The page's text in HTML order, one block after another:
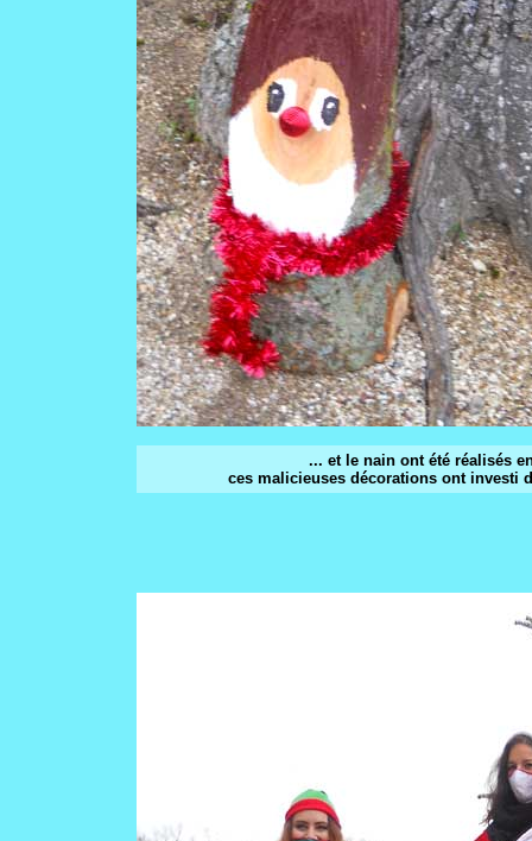
... et le nain ont été réalisés
ces malicieuses décorations ont investi